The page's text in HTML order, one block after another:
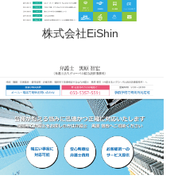
株式会社EiShin